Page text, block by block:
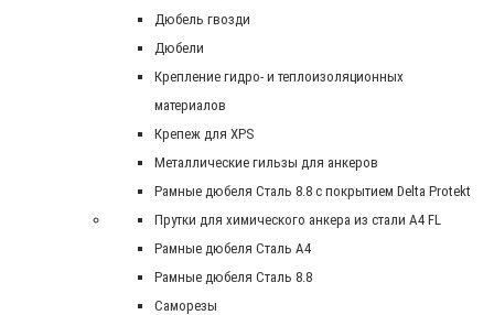
Дюбель гвозди
Дюбели
Крепление гидро- и теплоизоляционных
материалов
Крепеж для XPS
Металлические гильзы для анкеров
Рамные дюбеля Сталь 8.8 с покрытием Delta Protekt
Прутки для химического анкера из стали А4 FL
Рамные дюбеля Сталь A4
Рамные дюбеля Сталь 8.8
Саморезы